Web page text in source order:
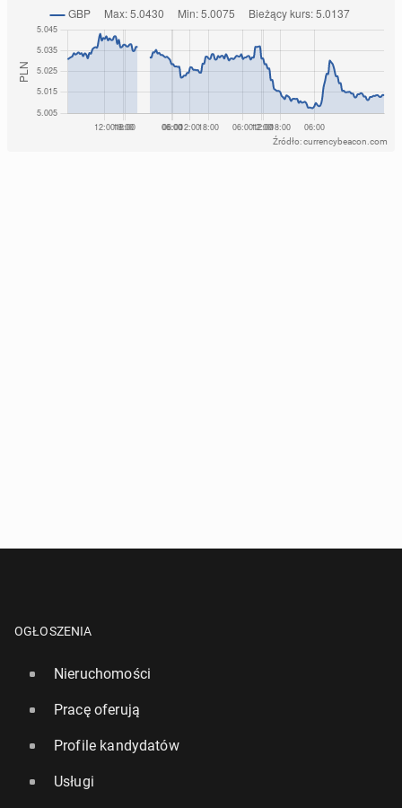
Źródło: currencybeacon.com
OGŁOSZENIA
Nieruchomości
Pracę oferują
Profile kandydatów
Usługi